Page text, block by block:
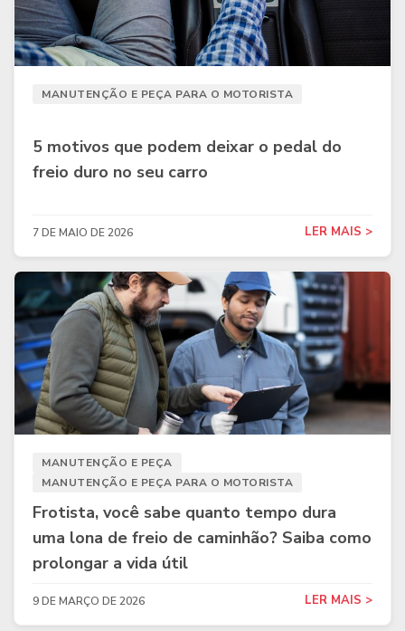
MANUTENÇÃO E PEÇA PARA O MOTORISTA
5 motivos que podem deixar o pedal do
freio duro no seu carro
7 DE MAIO DE 2026 LER MAIS >
MANUTENÇÃO E PEÇA
MANUTENÇÃO E PEÇA PARA O MOTORISTA
Frotista, você sabe quanto tempo dura
uma lona de freio de caminhão? Saiba como
prolongar a vida útil
9 DE MARÇO DE 2026 LER MAIS >